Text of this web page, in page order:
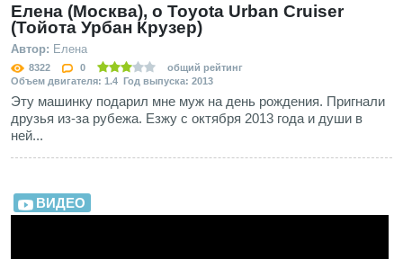
Елена (Москва), о Toyota Urban Cruiser
(Тойота Урбан Крузер)
Автор: Елена
8322 0
общий рейтинг
Объем двигателя: 1.4 Год выпуска: 2013
Эту машинку подарил мне муж на день рождения. Пригнали
друзья из-за рубежа. Езжу с октября 2013 года и души в
ней...
ВИДЕО